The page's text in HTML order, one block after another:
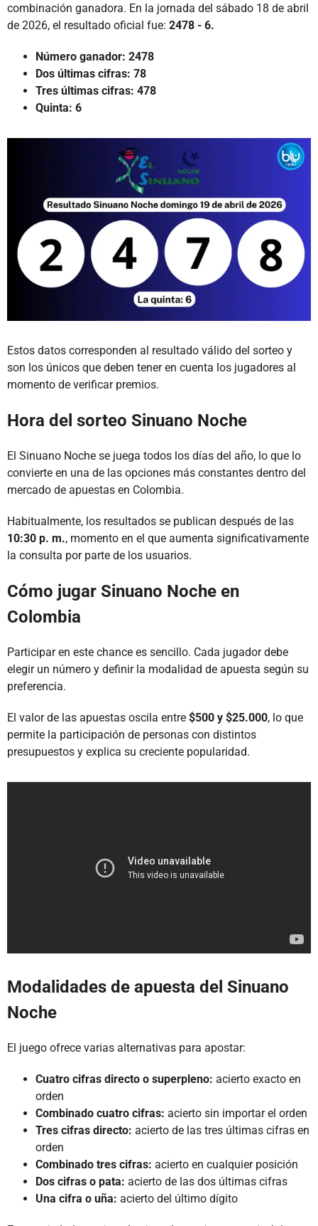
combinación ganadora. En la jornada del sábado 18 de abril
de 2026, el resultado oficial fue: 2478 - 6.
Número ganador: 2478
Dos últimas cifras: 78
Tres últimas cifras: 478
Quinta: 6
Estos datos corresponden al resultado válido del sorteo y
son los únicos que deben tener en cuenta los jugadores al
momento de verificar premios.
Hora del sorteo Sinuano Noche
El Sinuano Noche se juega todos los días del año, lo que lo
convierte en una de las opciones más constantes dentro del
mercado de apuestas en Colombia.
Habitualmente, los resultados se publican después de las
10:30 p. m., momento en el que aumenta significativamente
la consulta por parte de los usuarios.
Cómo jugar Sinuano Noche en
Colombia
Participar en este chance es sencillo. Cada jugador debe
elegir un número y definir la modalidad de apuesta según su
preferencia.
El valor de las apuestas oscila entre $500 y $25.000, lo que
permite la participación de personas con distintos
presupuestos y explica su creciente popularidad.
Modalidades de apuesta del Sinuano
Noche
El juego ofrece varias alternativas para apostar:
Cuatro cifras directo o superpleno: acierto exacto en
orden
Combinado cuatro cifras: acierto sin importar el orden
Tres cifras directo: acierto de las tres últimas cifras en
orden
Combinado tres cifras: acierto en cualquier posición
Dos cifras o pata: acierto de las dos últimas cifras
Una cifra o uña: acierto del último dígito